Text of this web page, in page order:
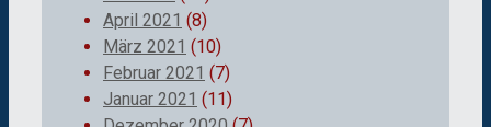
April 2021 (8)
März 2021 (10)
Februar 2021 (7)
Januar 2021 (11)